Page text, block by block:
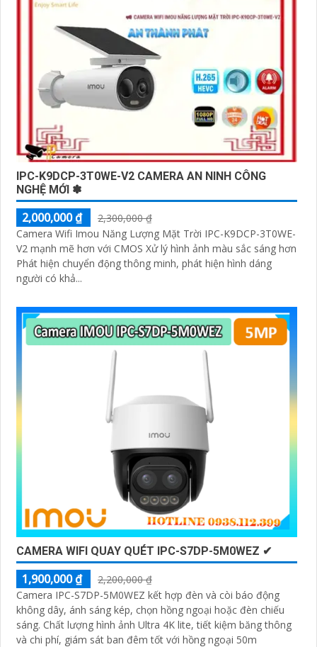
IPC-K9DCP-3T0WE-V2 CAMERA AN NINH CÔNG
NGHỆ MỚI ✽
2,000,000 ₫
2,300,000 ₫
Camera Wifi Imou Năng Lượng Mặt Trời IPC-K9DCP-3T0WE-
V2 mạnh mẽ hơn với CMOS Xử lý hình ảnh màu sắc sáng hơn
Phát hiện chuyển động thông minh, phát hiện hình dáng
người có khả...
CAMERA WIFI QUAY QUÉT IPC-S7DP-5M0WEZ ✔
1,900,000 ₫
2,200,000 ₫
Camera IPC-S7DP-5M0WEZ kết hợp đèn và còi báo động
không dây, ánh sáng kép, chọn hồng ngoại hoặc đèn chiếu
sáng. Chất lượng hình ảnh Ultra 4K lite, tiết kiệm băng thông
và chi phí, giám sát ban đêm tốt với hồng ngoại 50m